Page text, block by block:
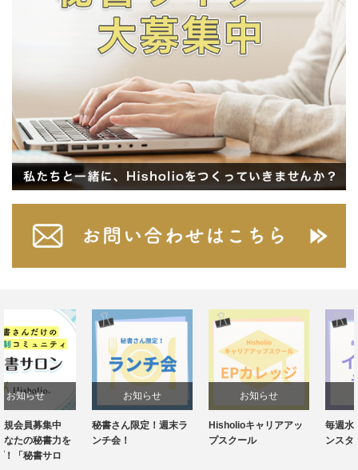
お知らせ
秘書さん限定！週末ラ
ンチ会！
お知らせ
Hisholioキャリアアッ
お知らせ
毎週水曜20:30～！イ
ンスタライブ